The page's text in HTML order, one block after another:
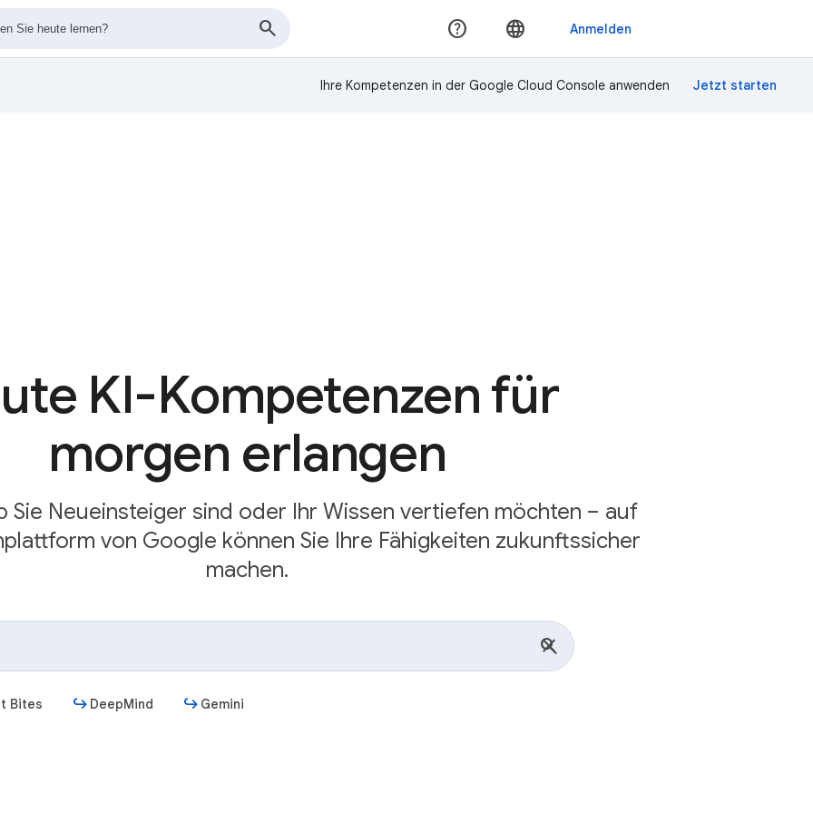
Ihre Kompetenzen in der Google Cloud Console anwenden
KI-Kompetenzen für
morgen erlangen
Sie Neueinsteiger sind oder Ihr Wissen vertiefen möchten – auf
von Google können Sie Ihre Fähigkeiten zukunftssicher
machen.
Bites DeepMind Gemini